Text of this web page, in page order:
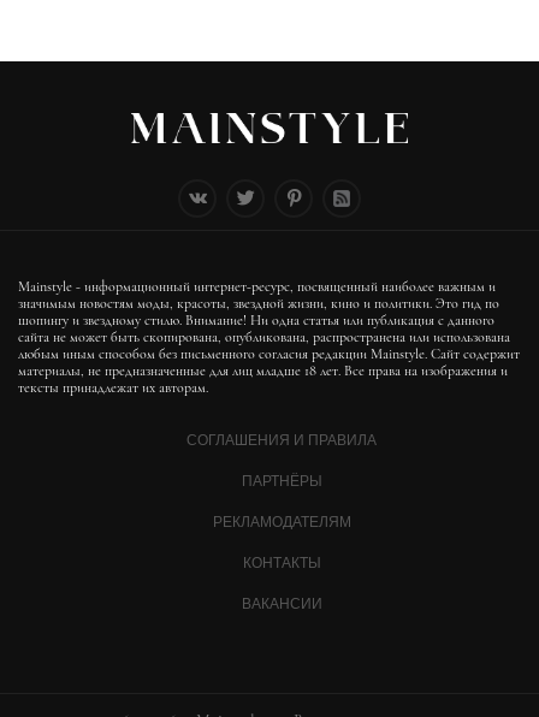
Mainstyle - информационный интернет-ресурс, посвященный наиболее важным и
значимым новостям моды, красоты, звездной жизни, кино и политики. Это гид по
шопингу и звездному стилю. Внимание! Ни одна статья или публикация с данного
сайта не может быть скопирована, опубликована, распространена или использована
любым иным способом без письменного согласия редакции Mainstyle. Сайт содержит
материалы, не предназначенные для лиц младше 18 лет. Все права на изображения и
тексты принадлежат их авторам.
СОГЛАШЕНИЯ И ПРАВИЛА
ПАРТНЁРЫ
РЕКЛАМОДАТЕЛЯМ
КОНТАКТЫ
ВАКАНСИИ